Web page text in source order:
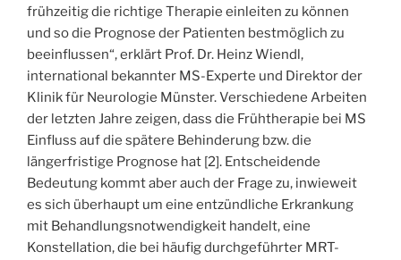
frühzeitig die richtige Therapie einleiten zu können
und so die Prognose der Patienten bestmöglich zu
beeinflussen“, erklärt Prof. Dr. Heinz Wiendl,
international bekannter MS-Experte und Direktor der
Klinik für Neurologie Münster. Verschiedene Arbeiten
der letzten Jahre zeigen, dass die Frühtherapie bei MS
Einfluss auf die spätere Behinderung bzw. die
längerfristige Prognose hat [2]. Entscheidende
Bedeutung kommt aber auch der Frage zu, inwieweit
es sich überhaupt um eine entzündliche Erkrankung
mit Behandlungsnotwendigkeit handelt, eine
Konstellation, die bei häufig durchgeführter MRT-